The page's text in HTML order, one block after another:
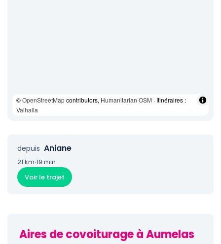
©OpenStreetMapcontributors, Humanitarian OSM · Itinéraires :
Valhalla
depuis Aniane
21 km·19 min
Voir le trajet
Aires de covoiturage à Aumelas